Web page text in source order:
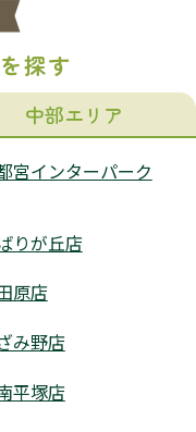
探す
中部エリア
宮インターパーク
りが丘店
原店
み野店
平塚店